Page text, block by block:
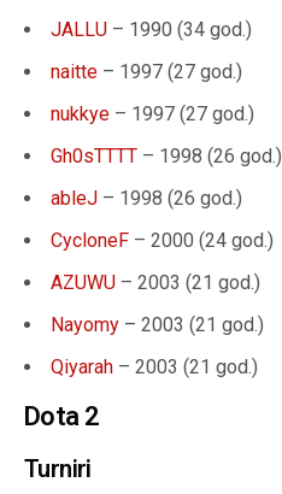
JALLU – 1990 (34 god.)
naitte – 1997 (27 god.)
nukkye – 1997 (27 god.)
Gh0sTTTT – 1998 (26 god.)
ableJ – 1998 (26 god.)
CycloneF – 2000 (24 god.)
AZUWU – 2003 (21 god.)
Nayomy – 2003 (21 god.)
Qiyarah – 2003 (21 god.)
Dota 2
Turniri